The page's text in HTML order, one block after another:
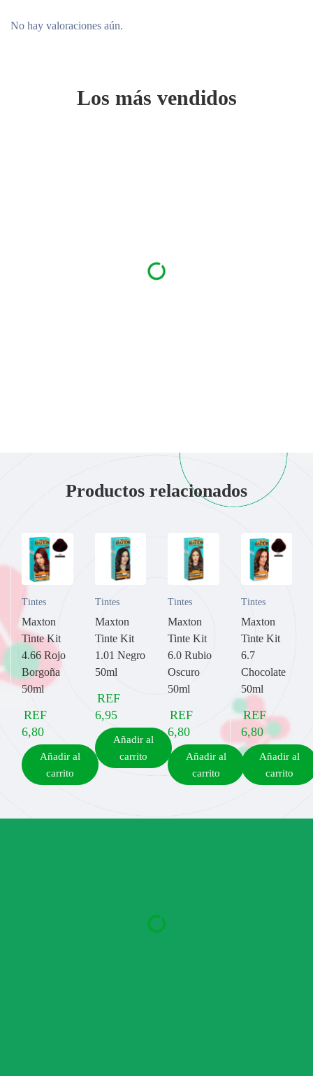
No hay valoraciones aún.
Los más vendidos
Productos relacionados
Tintes
Maxton
Tinte Kit
4.66 Rojo
Borgoña
50ml
REF
6,80
Añadir al
carrito
Tintes
Maxton
Tinte Kit
1.01 Negro
50ml
REF
6,95
Añadir al
carrito
Tintes
Maxton
Tinte Kit
6.0 Rubio
Oscuro
50ml
REF
6,80
Añadir al
carrito
Tintes
Maxton
Tinte Kit
6.7
Chocolate
50ml
REF
6,80
Añadir al
carrito